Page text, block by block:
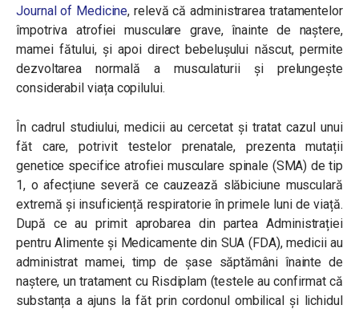
Journal of Medicine, relevă că administrarea tratamentelor
împotriva atrofiei musculare grave, înainte de naștere,
mamei fătului, și apoi direct bebelușului născut, permite
dezvoltarea normală a musculaturii și prelungește
considerabil viața copilului.
În cadrul studiului, medicii au cercetat și tratat cazul unui
făt care, potrivit testelor prenatale, prezenta mutații
genetice specifice atrofiei musculare spinale (SMA) de tip
1, o afecțiune severă ce cauzează slăbiciune musculară
extremă și insuficiență respiratorie în primele luni de viață.
După ce au primit aprobarea din partea Administrației
pentru Alimente și Medicamente din SUA (FDA), medicii au
administrat mamei, timp de șase săptămâni înainte de
naștere, un tratament cu Risdiplam (testele au confirmat că
substanța a ajuns la făt prin cordonul ombilical și lichidul